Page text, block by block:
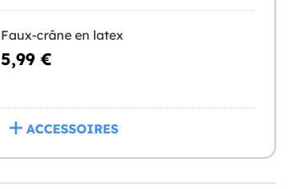
Faux-crâne en latex
5,99 €
ACCESSOIRES